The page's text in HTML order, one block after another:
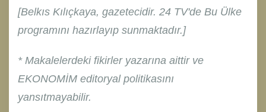
[Belkıs Kılıçkaya, gazetecidir. 24 TV'de Bu Ülke
programını hazırlayıp sunmaktadır.]
* Makalelerdeki fikirler yazarına aittir ve
EKONOMİM editoryal politikasını
yansıtmayabilir.